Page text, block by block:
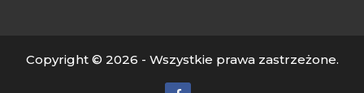
Copyright © 2026 - Wszystkie prawa zastrzeżone.